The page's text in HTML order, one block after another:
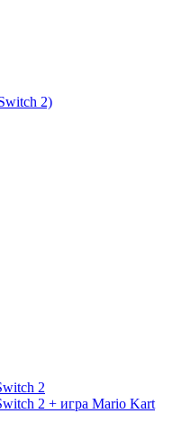
2)
2
2 + игра Mario Kart